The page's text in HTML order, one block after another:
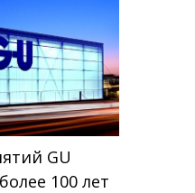
GU
100 лет